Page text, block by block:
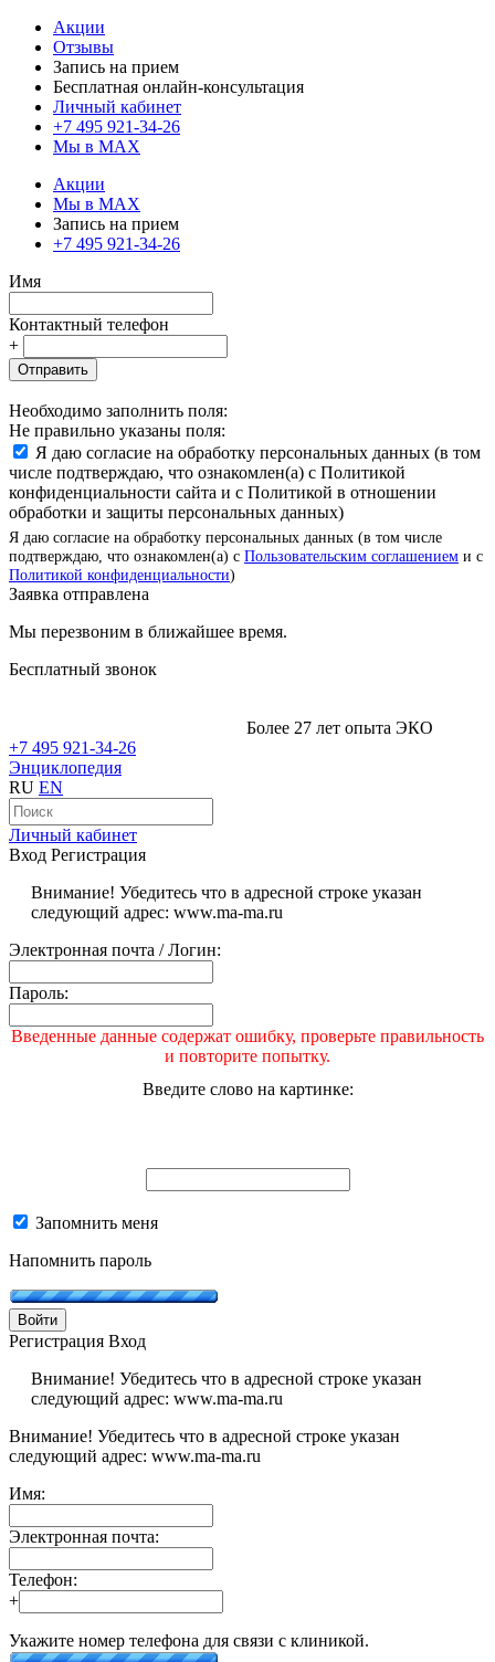
Акции
Отзывы
Запись на прием
Бесплатная онлайн-консультация
Личный кабинет
+7 495 921-34-26
Мы в MAX
Акции
Мы в MAX
Запись на прием
+7 495 921-34-26
Имя
Контактный телефон
+
Отправить
Необходимо заполнить поля:
Не правильно указаны поля:
Я даю согласие на обработку персональных данных (в том
числе подтверждаю, что ознакомлен(а) с Политикой
конфиденциальности сайта и с Политикой в отношении
обработки и защиты персональных данных)
Я даю согласие на обработку персональных данных (в том числе
подтверждаю, что ознакомлен(а) с Пользовательским соглашением и с
Политикой конфиденциальности)
Заявка отправлена
Мы перезвоним в ближайшее время.
Бесплатный звонок
Более 27 лет опыта ЭКО
+7 495 921-34-26
Энциклопедия
RU EN
Личный кабинет
Вход Регистрация
Внимание! Убедитесь что в адресной строке указан
следующий адрес: www.ma-ma.ru
Электронная почта / Логин:
Пароль:
Введенные данные содержат ошибку, проверьте правильность
и повторите попытку.
Введите слово на картинке:
Запомнить меня
Напомнить пароль
Войти
Регистрация Вход
Внимание! Убедитесь что в адресной строке указан
следующий адрес: www.ma-ma.ru
Внимание! Убедитесь что в адресной строке указан
следующий адрес: www.ma-ma.ru
Имя:
Электронная почта:
Телефон:
+
Укажите номер телефона для связи с клиникой.